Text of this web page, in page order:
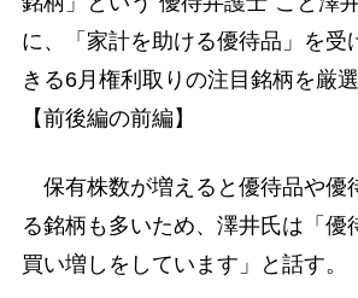
に、「家計を助ける優待品」を受
きる6月権利取りの注目銘柄を厳
【前後編の前編】
保有株数が増えると優待品や優
る銘柄も多いため、澤井氏は「優
買い増しをしています」と話す。